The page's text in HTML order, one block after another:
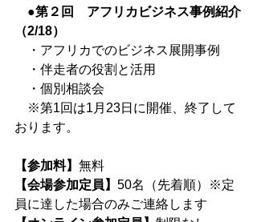
●第２回　アフリカビジネス事例紹介
（2/18）
・アフリカでのビジネス展開事例
・伴走者の役割と活用
・個別相談会
※第1回は1月23日に開催、終了して
おります。
【参加料】 無料
【会場参加定員】 50名（先着順）※定
員に達した場合のみご連絡します